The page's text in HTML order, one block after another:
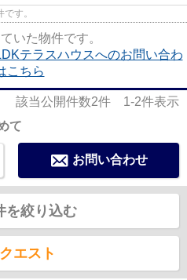
す。
いた物件です。
テラスハウスへのお問い合わ
こちら
該当公開件数2件 1-2件表示
て
お問い合わせ
を絞り込む
エスト